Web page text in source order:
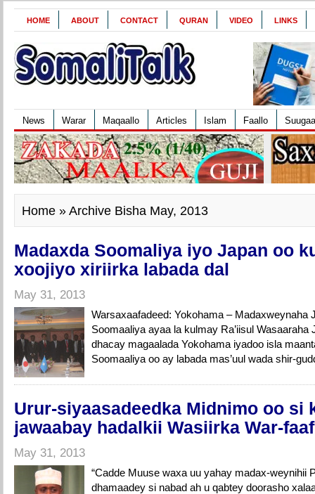
HOME ABOUT CONTACT QURAN VIDEO LINKS
News Warar Maqaallo Articles Islam Faallo
Home » Archive Bisha May, 2013
Madaxda Soomaliya iyo Japan oo
xoojiyo xiriirka labada dal
May 31, 2013
Warsaxaafadeed: Yokohama – Madaxweynaha
Soomaaliya ayaa la kulmay Ra’iisul Wasaaraha
dhacay magaalada Yokohama iyadoo isla
Soomaaliya oo ay labada mas’uul wada shir-
Urur-siyaasadeedka Midnimo oo si
jawaabay hadalkii Wasiirka War-
May 31, 2013
“Cadde Muuse waxa uu yahay madax-weynihii
dhamaadey si nabad ah u qabtey doorasho